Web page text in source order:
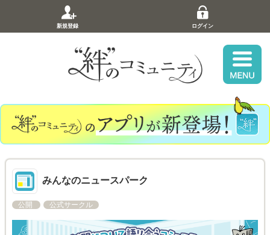
新規登録 ログイン
みんなのニュースパーク
公開 公式サークル